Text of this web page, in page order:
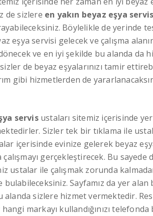
de sizlere en yakın beyaz eşya servis
Böylelikle de yerinde
eşya servisi gelecek ve çalışma
ve en iyi şekilde bu alanda da
de beyaz eşyalarınızı tamir
gibi hizmetlerden de
servisustaları sitemiz içerisinde
Sizler tek bir tıklama ile
içerisinde evinize gelerek beyaz
gerçekleştirecek. Bu sayede
ustalar ile çalışmak zorunda
bulabileceksiniz. Sayfamız da yer alan
alanda sizlere hizmet vermektedir.
markayı kullandığınızı